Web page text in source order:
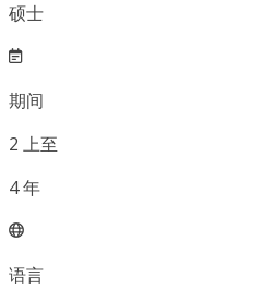
硕士
期间
2 上至
4年
语言